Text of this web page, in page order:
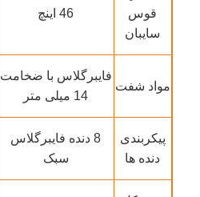
چترهای پیاده روی
چترهای جمع و جور
چترهای تبلیغاتی
قوس
سایبان
46 اینچ
مواد شفت
فایبرگلاس با ضخامت
14 میلی متر
پیکربندی
دنده ها
8 دنده فایبرگلاس
سبک